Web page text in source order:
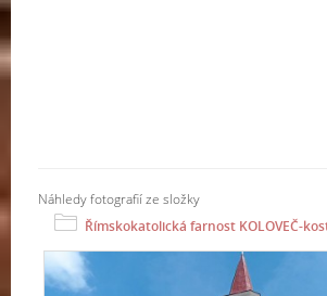
Náhledy fotografií ze složky
Římskokatolická farnost KOLOVEČ-